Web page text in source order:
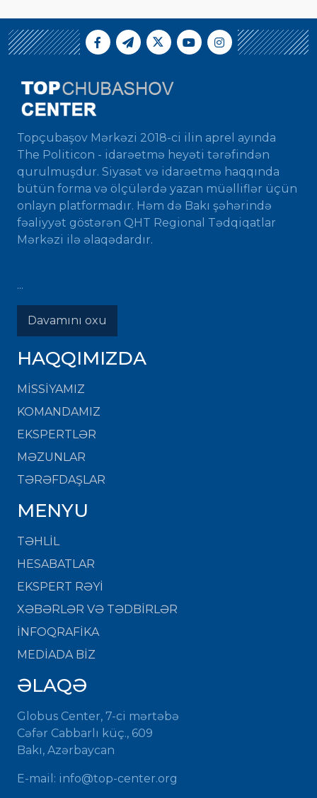
Topçubaşov Mərkəzi 2018-ci ilin aprel ayında
The Politicon - idarəetmə heyəti tərəfindən
qurulmuşdur. Siyasət və idarəetmə haqqında
bütün forma və ölçülərdə yazan müəlliflər üçün
onlayn platformadır. Həm də Bakı şəhərində
fəaliyyət göstərən QHT Regional Tədqiqatlar
Mərkəzi ilə əlaqədardır.
...
Davamını oxu
HAQQIMIZDA
MISSIYAMIZ
KOMANDAMIZ
EKSPERTLƏR
MƏZUNLAR
TƏRƏFDAŞLAR
MENYU
TƏHLİL
HESABATLAR
EKSPERT RƏYİ
XƏBƏRLƏR VƏ TƏDBİRLƏR
İNFOQRAFİKA
MEDİADA BİZ
ƏLAQƏ
Globus Center, 7-ci mərtəbə
Cəfər Cabbarlı küç., 609
Bakı, Azərbaycan
E-mail: info@top-center.org